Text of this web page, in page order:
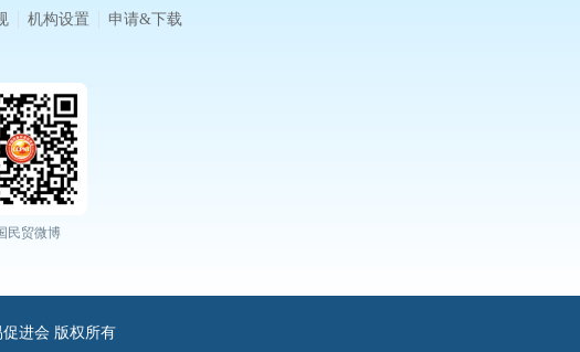
机构设置 申请&下载
民贸微博
促进会 版权所有